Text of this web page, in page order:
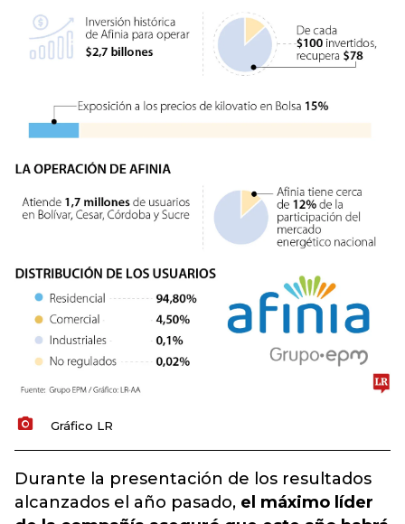
Gráfico LR
Durante la presentación de los resultados
alcanzados el año pasado, el máximo líder